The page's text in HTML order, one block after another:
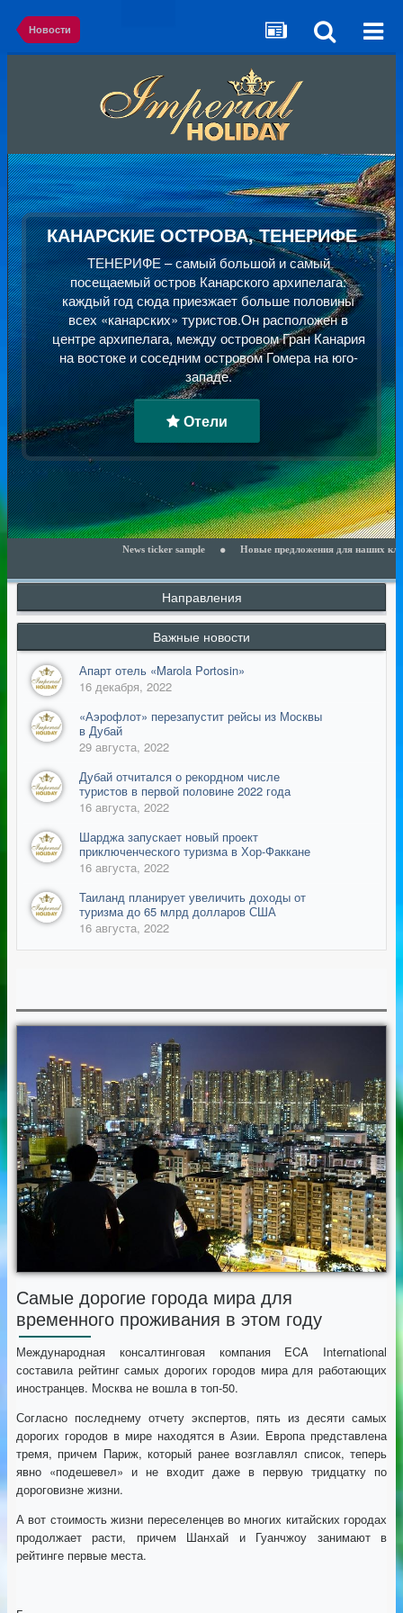
Новости
КАНАРСКИЕ ОСТРОВА, ТЕНЕРИФЕ
ТЕНЕРИФЕ – самый большой и самый
посещаемый остров Канарского архипелага:
каждый год сюда приезжает больше половины
всех «канарских» туристов.Он расположен в
центре архипелага, между островом Гран Канария
на востоке и соседним островом Гомера на юго-
западе.
Отели
News ticker sample Новые предложения для наших
Направления
Важные новости
Апарт отель «Marola Portosin»
16 декабря, 2022
​«Аэрофлот» перезапустит рейсы из Москвы
в Дубай
29 августа, 2022
Дубай отчитался о рекордном числе
туристов в первой половине 2022 года
16 августа, 2022
Шарджа запускает новый проект
приключенческого туризма в Хор-Факкане
16 августа, 2022
Таиланд планирует увеличить доходы от
туризма до 65 млрд долларов США
16 августа, 2022
Самые дорогие города мира для
временного проживания в этом году
Международная консалтинговая компания ECA International
составила рейтинг самых дорогих городов мира для работающих
иностранцев. Москва не вошла в топ-50.
Согласно последнему отчету экспертов, пять из десяти самых
дорогих городов в мире находятся в Азии. Европа представлена
тремя, причем Париж, который ранее возглавлял список, теперь
явно «подешевел» и не входит даже в первую тридцатку по
дороговизне жизни.
А вот стоимость жизни переселенцев во многих китайских городах
продолжает расти, причем Шанхай и Гуанчжоу занимают в
рейтинге первые места.